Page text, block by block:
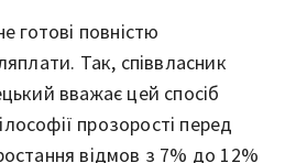
готові повністю
Так, співвласник
вважає цей спосіб
прозорості перед
відмов з 7% до 12%